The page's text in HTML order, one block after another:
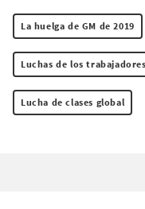
La huelga de GM de 2019
Luchas de los
Lucha de clases global